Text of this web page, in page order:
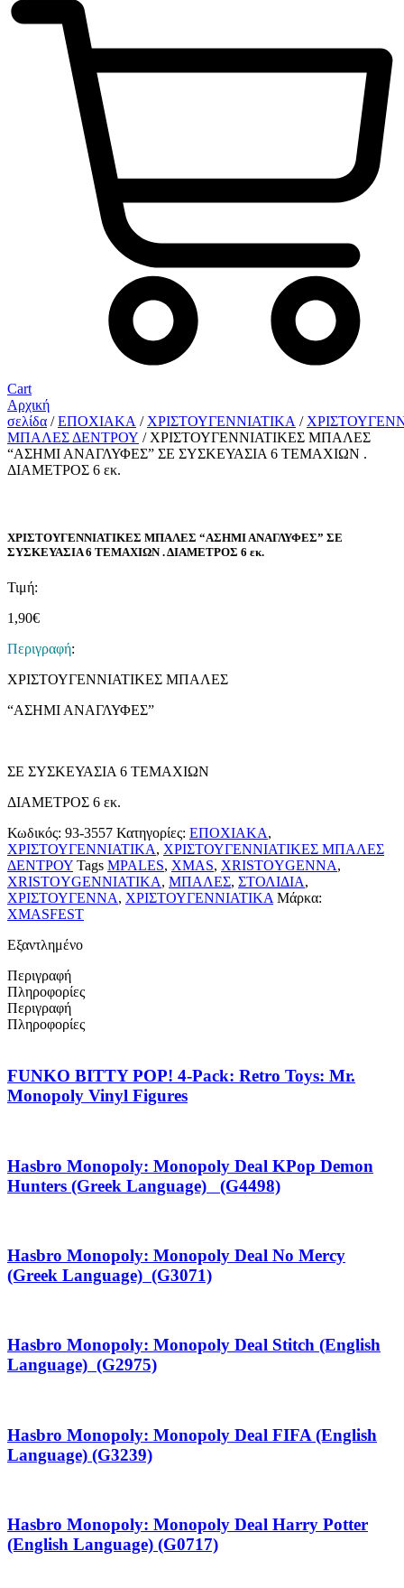
Cart
Αρχική
σελίδα /ΕΠΟΧΙΑΚΑ / ΧΡΙΣΤΟΥΓΕΝΝΙΑΤΙΚΑ /
ΜΠΑΛΕΣ ΔΕΝΤΡΟΥ / ΧΡΙΣΤΟΥΓΕΝΝΙΑΤΙΚΕΣ ΜΠΑΛΕΣ
“ΑΣΗΜΙ ΑΝΑΓΛΥΦΕΣ” ΣΕ ΣΥΣΚΕΥΑΣΙΑ 6 ΤΕΜΑΧΙΩΝ .
ΔΙΑΜΕΤΡΟΣ 6 εκ.
ΧΡΙΣΤΟΥΓΕΝΝΙΑΤΙΚΕΣ ΜΠΑΛΕΣ “ΑΣΗΜΙ ΑΝΑΓΛΥΦΕΣ” ΣΕ
ΣΥΣΚΕΥΑΣΙΑ 6 ΤΕΜΑΧΙΩΝ . ΔΙΑΜΕΤΡΟΣ 6 εκ.
Τιμή:
1,90€
Περιγραφή:
ΧΡΙΣΤΟΥΓΕΝΝΙΑΤΙΚΕΣ ΜΠΑΛΕΣ
“ΑΣΗΜΙ ΑΝΑΓΛΥΦΕΣ”
ΣΕ ΣΥΣΚΕΥΑΣΙΑ 6 ΤΕΜΑΧΙΩΝ
ΔΙΑΜΕΤΡΟΣ 6 εκ.
Κωδικός: 93-3557 Κατηγορίες: ΕΠΟΧΙΑΚΑ,
ΧΡΙΣΤΟΥΓΕΝΝΙΑΤΙΚΑ, ΧΡΙΣΤΟΥΓΕΝΝΙΑΤΙΚΕΣ ΜΠΑΛΕΣ
ΔΕΝΤΡΟΥ Tags MPALES, XMAS, XRISTOYGENNA,
XRISTOYGENNIATIKA, ΜΠΑΛΕΣ, ΣΤΟΛΙΔΙΑ,
ΧΡΙΣΤΟΥΓΕΝΝΑ, ΧΡΙΣΤΟΥΓΕΝΝΙΑΤΙΚΑ Μάρκα:
XMASFEST
Εξαντλημένο
Περιγραφή
Πληροφορίες
Περιγραφή
Πληροφορίες
FUNKO BITTY POP! 4-Pack: Retro Toys: Mr.
Monopoly Vinyl Figures
Hasbro Monopoly: Monopoly Deal KPop Demon
Hunters (Greek Language) (G4498)
Hasbro Monopoly: Monopoly Deal No Mercy
(Greek Language) (G3071)
Hasbro Monopoly: Monopoly Deal Stitch (English
Language) (G2975)
Hasbro Monopoly: Monopoly Deal FIFA (English
Language) (G3239)
Hasbro Monopoly: Monopoly Deal Harry Potter
(English Language) (G0717)